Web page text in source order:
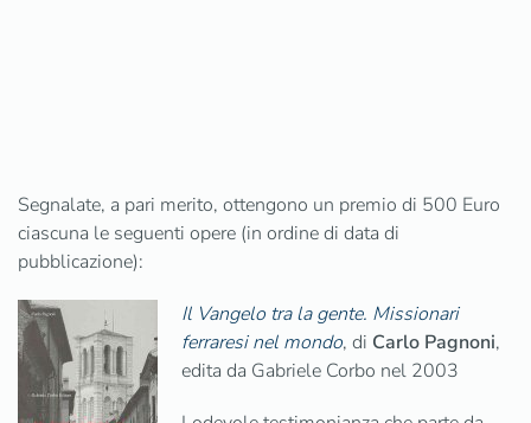
Segnalate, a pari merito, ottengono un premio di 500 Euro
ciascuna le seguenti opere (in ordine di data di
pubblicazione):
Il Vangelo tra la gente. Missionari
ferraresi nel mondo, di Carlo Pagnoni,
edita da Gabriele Corbo nel 2003